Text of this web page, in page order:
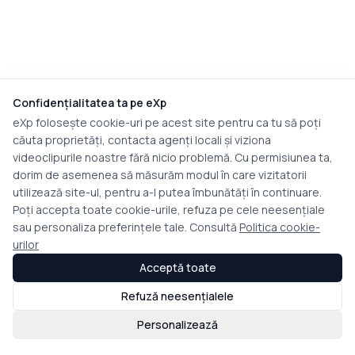
Confidențialitatea ta pe eXp
eXp folosește cookie-uri pe acest site pentru ca tu să poți
căuta proprietăți, contacta agenți locali și viziona
videoclipurile noastre fără nicio problemă. Cu permisiunea ta,
dorim de asemenea să măsurăm modul în care vizitatorii
utilizează site-ul, pentru a-l putea îmbunătăți în continuare.
Poți accepta toate cookie-urile, refuza pe cele neesențiale
sau personaliza preferințele tale. Consultă Politica cookie-
urilor
Personalizează
Refuză neesențialele
Acceptă toate